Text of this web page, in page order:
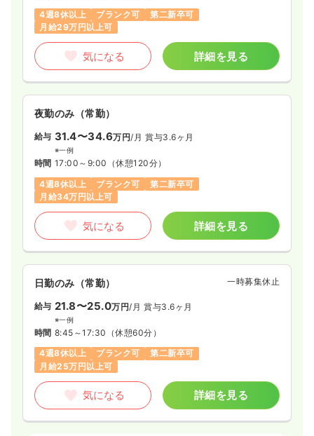
4週8休以上
ブランク可
第二新卒可
月給29万円以上可
気になる 詳細を見る
夜勤のみ（常勤）
給与 31.4〜34.6万円/月 賞与3.6ヶ月
※一例
時間 17:00～9:00 （休憩120分）
4週8休以上
ブランク可
第二新卒可
月給34万円以上可
気になる 詳細を見る
日勤のみ（常勤） 一時募集休止
給与 21.8〜25.0万円/月 賞与3.6ヶ月
※一例
時間 8:45～17:30 （休憩60分）
4週8休以上
ブランク可
第二新卒可
月給25万円以上可
気になる 詳細を見る